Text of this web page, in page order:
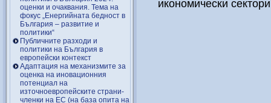
оценки и очаквания. Тема на
фокус „Енергийната бедност в
България – развитие и
политики“
Публичните разходи и
политики на България в
европейски контекст
Адаптация на механизмите за
оценка на иновационния
потенциал на
източноевропейските страни-
членки на ЕС (на база опита на
икономически